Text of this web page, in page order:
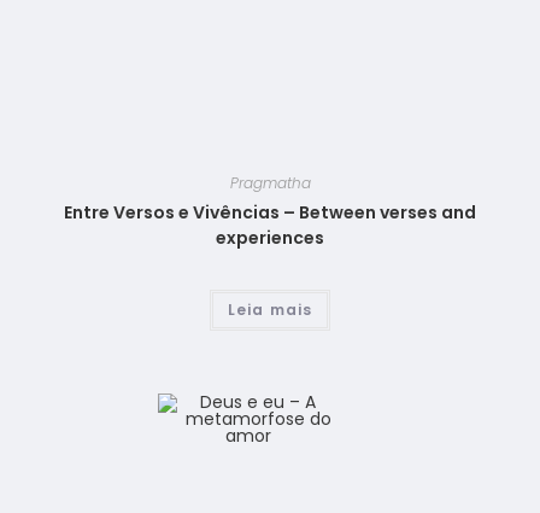
Pragmatha
Entre Versos e Vivências – Between verses and
experiences
Leia mais